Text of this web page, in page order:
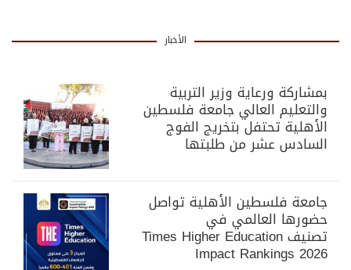
الأخبار
بمشاركة ورعاية وزير التربية
والتعليم العالي جامعة فلسطين
الأهلية تحتفل بتخريج الفوج
السادس عشر من طلبتها
جامعة فلسطين الأهلية تواصل
حضورها العالمي في
تصنيف Times Higher Education
Impact Rankings 2026